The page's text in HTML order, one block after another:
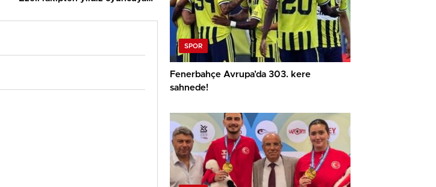
SPOR
Fenerbahçe Avrupa’da 303. kere
sahnede!